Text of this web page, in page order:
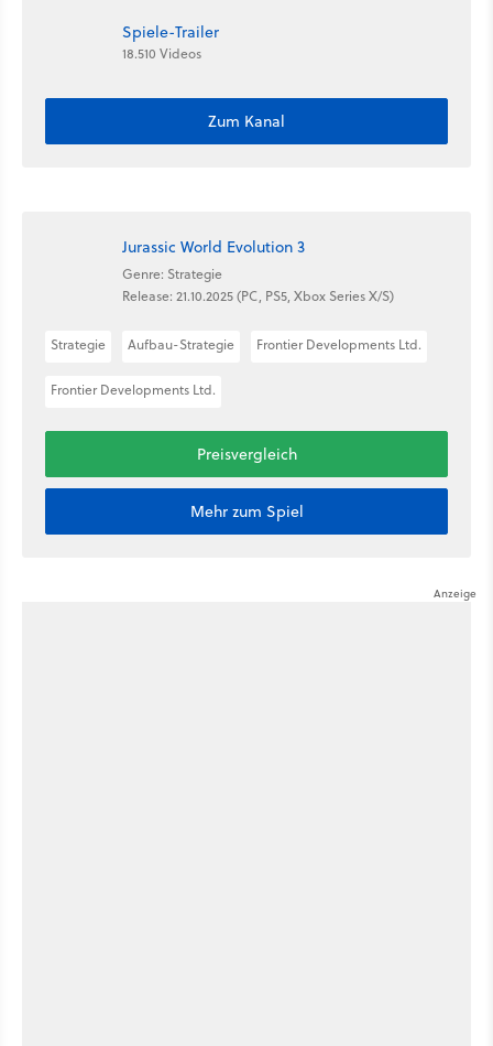
Spiele-Trailer
18.510 Videos
Zum Kanal
Jurassic World Evolution 3
Genre: Strategie
Release: 21.10.2025 (PC, PS5, Xbox Series X/S)
Strategie Aufbau-Strategie Frontier Developments Ltd.
Frontier Developments Ltd.
Preisvergleich
Mehr zum Spiel